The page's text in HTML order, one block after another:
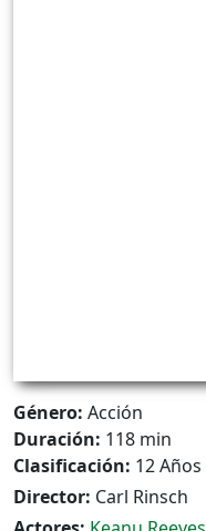
Género: Acción
Duración: 118 min
Clasificación: 12 Años
Director: Carl Rinsch